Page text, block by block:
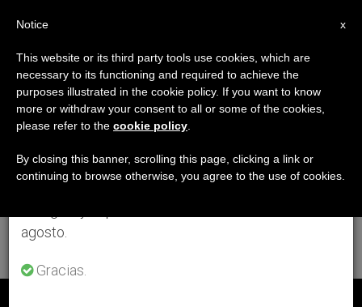
ETIQUETA
Posts Tagged
‘cardenal Raúl
Eduardo Vela
×
Aviso importante
Del 27 de julio al 7 de agosto haremos la pausa
anual, aprovechando que en el periodo de verano
se generan menos informaciones y también el
agosto.
Gracias.
x
Notice
This website or its third party tools use cookies, which are
necessary to its functioning and required to achieve the
purposes illustrated in the cookie policy. If you want to know
more or withdraw your consent to all or some of the cookies,
please refer to the cookie policy
By closing this banner, scrolling this page, clicking a link or
continuing to browse otherwise, you agree to the use of cookies.